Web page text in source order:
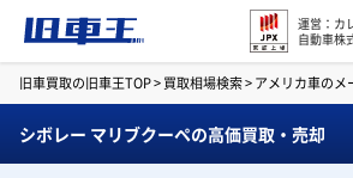
運営：カ
自動車株
旧車買取の旧車王TOP>買取相場検索>アメリカ車のメ
シボレー マリブクーペの高価買取・売却